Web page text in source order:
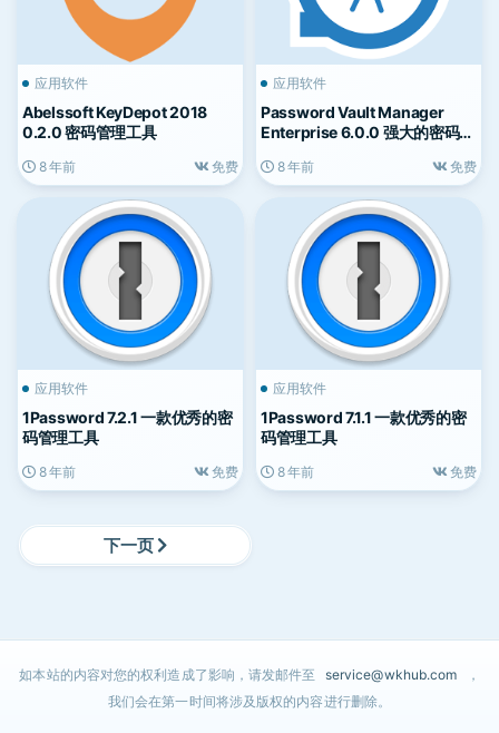
应用软件
Abelssoft KeyDepot 2018
0.2.0 密码管理工具
8 年前 免费
应用软件
Password Vault Manager
Enterprise 6.0.0 强大的密码管
8 年前 免费
应用软件
1Password 7.2.1 一款优秀的密
码管理工具
8 年前 免费
应用软件
1Password 7.1.1 一款优秀的密
码管理工具
8 年前 免费
下一页
如本站的内容对您的权利造成了影响，请发邮件至 service@wkhub.com
，
我们会在第一时间将涉及版权的内容进行删除。